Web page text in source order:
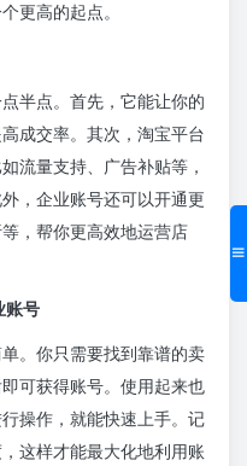
更高的起点。
半点。首先，它能让你的
成交率。其次，淘宝平台
流量支持、广告补贴等，
，企业账号还可以开通更
，帮你更高效地运营店
账号
。你只需要找到靠谱的卖
可获得账号。使用起来也
操作，就能快速上手。记
这样才能最大化地利用账